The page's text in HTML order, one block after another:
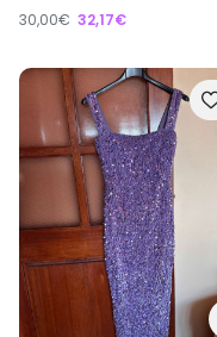
30,00€ 32,17€